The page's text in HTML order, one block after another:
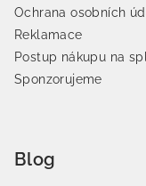
Ochrana osobních
Reklamace
Postup nákupu na
Sponzorujeme
Blog